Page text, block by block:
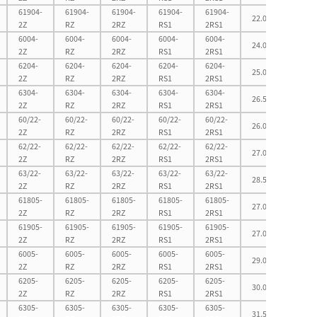
61904-
2Z
61904-
RZ
61904-
2RZ
61904-
RS1
61904-
2RS1
22.0
6004-
2Z
6004-
RZ
6004-
2RZ
6004-
RS1
6004-
2RS1
24.0
6204-
2Z
6204-
RZ
6204-
2RZ
6204-
RS1
6204-
2RS1
25.0
6304-
2Z
6304-
RZ
6304-
2RZ
6304-
RS1
6304-
2RS1
26.5
60/22-
2Z
60/22-
RZ
60/22-
2RZ
60/22-
RS1
60/22-
2RS1
26.0
62/22-
2Z
62/22-
RZ
62/22-
2RZ
62/22-
RS1
62/22-
2RS1
27.0
63/22-
2Z
63/22-
RZ
63/22-
2RZ
63/22-
RS1
63/22-
2RS1
28.5
61805-
2Z
61805-
RZ
61805-
2RZ
61805-
RS1
61805-
2RS1
27.0
61905-
2Z
61905-
RZ
61905-
2RZ
61905-
RS1
61905-
2RS1
27.0
6005-
2Z
6005-
RZ
6005-
2RZ
6005-
RS1
6005-
2RS1
29.0
6205-
2Z
6205-
RZ
6205-
2RZ
6205-
RS1
6205-
2RS1
30.0
6305-
6305-
6305-
6305-
6305-
31.5